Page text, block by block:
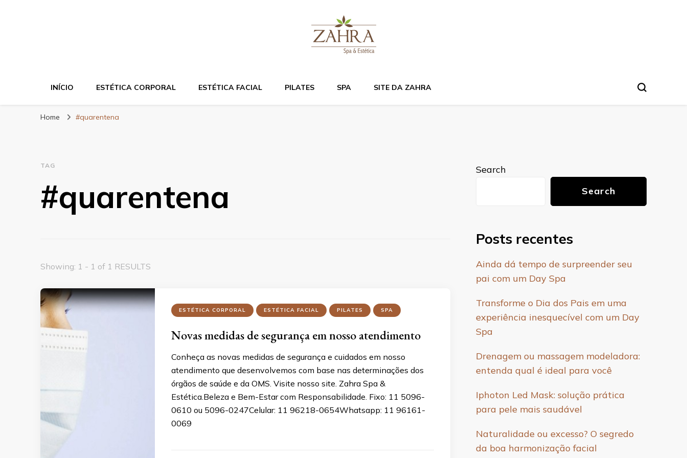
Blog da Zahra – Bem estar e relaxamento
INÍCIO ESTÉTICA CORPORAL ESTÉTICA FACIAL PILATES SPA SITE DA ZAHRA
Home #quarentena
TAG
#quarentena
Showing: 1 - 1 of 1 RESULTS
ESTÉTICA CORPORAL ESTÉTICA FACIAL PILATES SPA
Novas medidas de segurança em nosso atendimento
Conheça as novas medidas de segurança e cuidados em nosso
atendimento que desenvolvemos com base nas determinações dos
órgãos de saúde e da OMS. Visite nosso site. Zahra Spa &
Estética.Beleza e Bem-Estar com Responsabilidade. Fixo: 11 5096-
0610 ou 5096-0247Celular: 11 96218-0654Whatsapp: 11 96161-
0069
Search
Search
Posts recentes
Ainda dá tempo de surpreender seu
pai com um Day Spa
Transforme o Dia dos Pais em uma
experiência inesquecível com um Day
Spa
Drenagem ou massagem modeladora:
entenda qual é ideal para você
Iphoton Led Mask: solução prática
para pele mais saudável
Naturalidade ou excesso? O segredo
da boa harmonização facial